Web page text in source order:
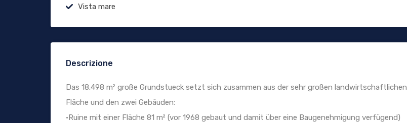
Vista mare
Descrizione
Das 18.498 m² große Grundstueck setzt sich zusammen aus der sehr großen landwirtschaftlichen
Fläche und den zwei Gebäuden:
•Ruine mit einer Fläche 81 m² (vor 1968 gebaut und damit über eine Baugenehmigung verfügend)